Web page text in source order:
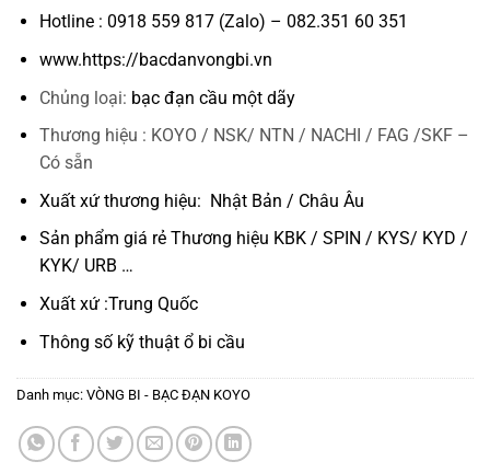
Hotline : 0918 559 817 (Zalo) – 082.351 60 351
www.https://bacdanvongbi.vn
Chủng loại: bạc đạn cầu một dãy
Thương hiệu : KOYO / NSK/ NTN / NACHI / FAG /SKF –
Có sẵn
Xuất xứ thương hiệu: Nhật Bản / Châu Âu
Sản phẩm giá rẻ Thương hiệu KBK / SPIN / KYS/ KYD /
KYK/ URB …
Xuất xứ :Trung Quốc
Thông số kỹ thuậtổ bi cầu
Danh mục: VÒNG BI - BẠC ĐẠN KOYO